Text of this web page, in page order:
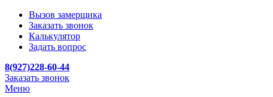
Вызов замерщика
Заказать звонок
Калькулятор
Задать вопрос
8(927)228-60-44
Заказать звонок
Меню